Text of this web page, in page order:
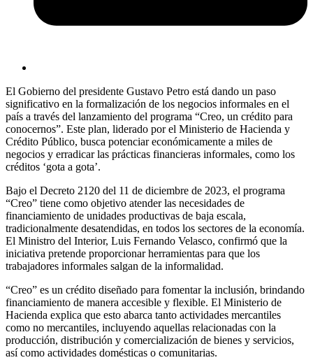
El Gobierno del presidente Gustavo Petro está dando un paso
significativo en la formalización de los negocios informales en el
país a través del lanzamiento del programa “Creo, un crédito para
conocernos”. Este plan, liderado por el Ministerio de Hacienda y
Crédito Público, busca potenciar económicamente a miles de
negocios y erradicar las prácticas financieras informales, como los
créditos ‘gota a gota’.
Bajo el Decreto 2120 del 11 de diciembre de 2023, el programa
“Creo” tiene como objetivo atender las necesidades de
financiamiento de unidades productivas de baja escala,
tradicionalmente desatendidas, en todos los sectores de la economía.
El Ministro del Interior, Luis Fernando Velasco, confirmó que la
iniciativa pretende proporcionar herramientas para que los
trabajadores informales salgan de la informalidad.
“Creo” es un crédito diseñado para fomentar la inclusión, brindando
financiamiento de manera accesible y flexible. El Ministerio de
Hacienda explica que esto abarca tanto actividades mercantiles
como no mercantiles, incluyendo aquellas relacionadas con la
producción, distribución y comercialización de bienes y servicios,
así como actividades domésticas o comunitarias.